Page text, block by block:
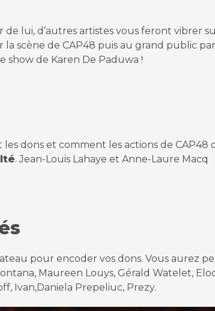
lui, d’autres artistes vous feront vibrer
scène de CAP48 puis au grand public
show de Karen De Paduwa !
dons et comment les actions de CAP48
. Jean-Louis Lahaye et Anne-Laure Macq
pour encoder vos dons. Vous aurez
Maureen Louys, Gérald Watelet,
Ivan,Daniela Prepeliuc, Prezy.